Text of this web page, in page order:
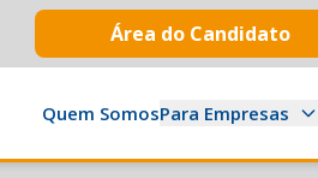
Área do Candidato
Quem SomosPara Empresas